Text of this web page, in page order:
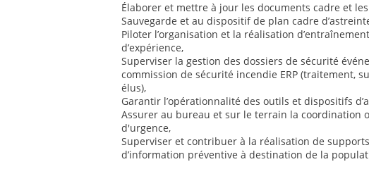
Élaborer et mettre à jour les documents cadre et
Sauvegarde et au dispositif de plan cadre
Piloter l’organisation et la réalisation
d’expérience,
Superviser la gestion des dossiers de sécurité
commission de sécurité incendie ERP (traitement,
élus),
Garantir l’opérationnalité des outils et dispositifs
Assurer au bureau et sur le terrain la coordination
d'urgence,
Superviser et contribuer à la réalisation de
d’information préventive à destination de la